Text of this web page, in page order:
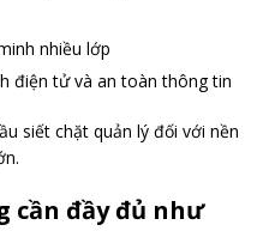
nhiều lớp
điện tử và an toàn thông tin
siết chặt quản lý đối với nền
cần đầy đủ như